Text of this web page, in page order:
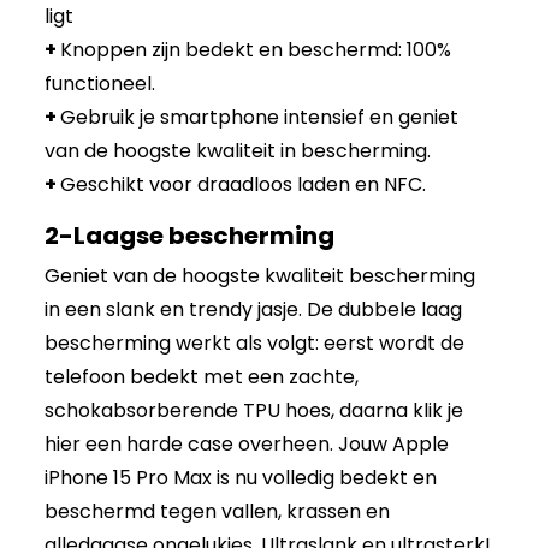
ligt
+ Knoppen zijn bedekt en beschermd: 100%
functioneel.
+Gebruik je smartphone intensief en geniet
van de hoogste kwaliteit in bescherming.
+Geschikt voor draadloos laden en NFC.
2-Laagse bescherming
Geniet van de hoogste kwaliteit bescherming
in een slank en trendy jasje. De dubbele laag
bescherming werkt als volgt: eerst wordt de
telefoon bedekt met een zachte,
schokabsorberende TPU hoes, daarna klik je
hier een harde case overheen. Jouw Apple
iPhone 15 Pro Max is nu volledig bedekt en
beschermd tegen vallen, krassen en